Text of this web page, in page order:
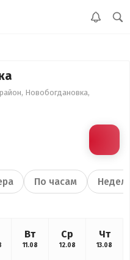
Новобогдановка,
По часам
Вт
11.08
Ср
12.08
Чт
13.08